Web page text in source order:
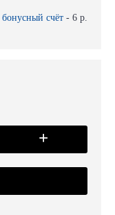
бонусный счёт - 6 р.
+